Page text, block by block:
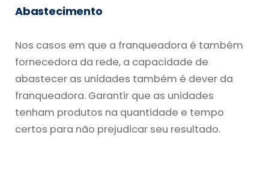
Abastecimento
Nos casos em que a franqueadora é também
fornecedora da rede, a capacidade de
abastecer as unidades também é dever da
franqueadora. Garantir que as unidades
tenham produtos na quantidade e tempo
certos para não prejudicar seu resultado.